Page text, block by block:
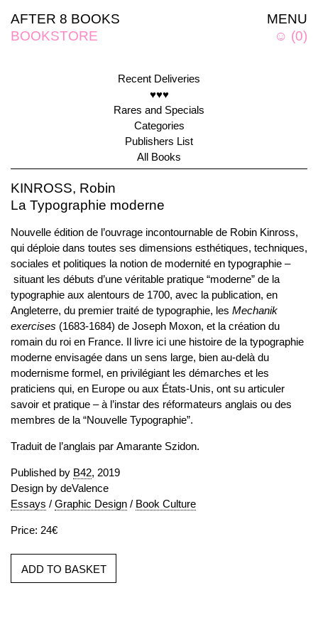
MENU
☺ (0)
AFTER 8 BOOKS
BOOKSTORE
Recent Deliveries
♥♥♥
Rares and Specials
Categories
Publishers List
All Books
KINROSS, Robin
La Typographie moderne
Nouvelle édition de l’ouvrage incontournable de Robin Kinross,
qui déploie dans toutes ses dimensions esthétiques, techniques,
sociales et politiques la notion de modernité en typographie –
situant les débuts d’une véritable pratique “moderne” de la
typographie aux alentours de 1700, avec la publication, en
Angleterre, du premier traité de typographie, les Mechanik
exercises (1683-1684) de Joseph Moxon, et la création du
romain du roi en France. Il livre ici une histoire de la typographie
moderne envisagée dans un sens large, bien au-delà du
modernisme formel, en privilégiant les démarches et les
praticiens qui, en Europe ou aux États-Unis, ont su articuler
savoir et pratique – à l’instar des réformateurs anglais ou des
membres de la “Nouvelle Typographie”.
Traduit de l’anglais par Amarante Szidon.
Published by B42, 2019
Design by deValence
Essays / Graphic Design / Book Culture
Price: 24€
ADD TO BASKET